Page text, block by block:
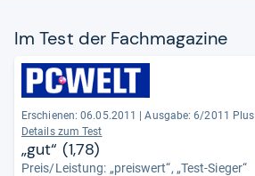
Im Test der Fach­ma­ga­zine
Erschienen: 06.05.2011
Ausgabe: 6/2011 Plus
Details zum Test
„gut“ (1,78)
Preis/Leistung: „preiswert“, „Test-Sieger“